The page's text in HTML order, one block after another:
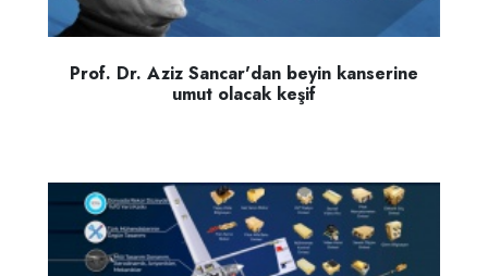
Prof. Dr. Aziz Sancar'dan beyin kanserine
umut olacak keşif